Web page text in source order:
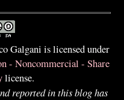
Galgani is licensed under
- Noncommercial - Share
license.
reported in this blog has